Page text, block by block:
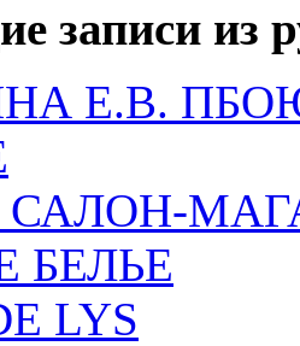
записи из
Е.В.
САЛОН-
БЕЛЬЕ
LYS